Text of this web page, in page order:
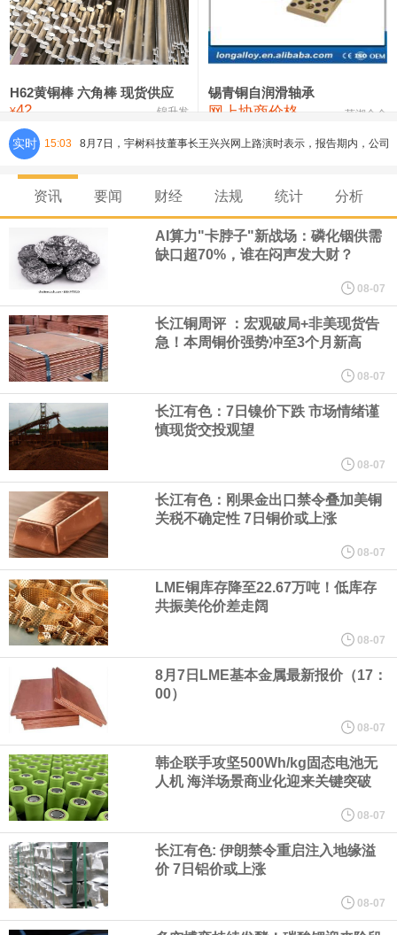
铸造铝合金锭(ZLD104) 24,300—24,500 24,400
压铸锌合金锭 26,500—26,700
氯化镍 38,300—40,300 39,300 0
H62黄铜棒 六角棒 现货供应
¥42 锦升发
锡青铜自润滑轴承
网上协商价格 芜湖合金
实时 15:03 8月7日，宇树科技董事长王兴兴网上路演时表示，报告期内，公司
研发费用金额分别为4,995.18万元、7,001.70万元、14,496.56万
元，最近3年复合增长率达70.36%，呈快速增长趋势，并形成多项
核心技术和知识产权。截至2026年1月31日，公司拥有262项专利权
（含境内发明专利20项）。
纽约期银日内涨4%，现报64.08美元/盎司。
宇树科技董事长、总经理兼首席技术官王兴兴在网上路演时表示，
经过多年研发创新和技术积累，公司逐步形成了包括一体化关节集
成技术、高紧凑度机器人身体集成技术、机器人激光雷达全自研核
心技术等多项已商业化应用的核心技术并已应用于公司的高性能通
用人形机器人、四足机器人等产品。
美国总统特朗普6日否认他对国防部长赫格塞思不满，称对赫格塞思
所做的工作“非常满意”。特朗普在社交媒体上发帖称，一些媒体有关
他与赫格塞思就弹药短缺问题发生冲突的报道是“完全没有根据的谣
言”，他对赫格塞思所做的工作“非常满意”。
纽约期银突破64美元/盎司，日内涨3.91%。
据报道，威刚近日在法说会上表示，在需求增加、价格走高及货源
稳定的三大有利因素带动下，预期第3季度营运将优于第2季度，并
资讯 要闻 财经 法规 统计 分析
AI算力"卡脖子"新战场：磷化铟供需
缺口超70%，谁在闷声发大财？
08-07
长江铜周评 ：宏观破局+非美现货告
急！本周铜价强势冲至3个月新高
08-07
长江有色：7日镍价下跌 市场情绪谨
慎现货交投观望
08-07
长江有色：刚果金出口禁令叠加美铜
关税不确定性 7日铜价或上涨
08-07
LME铜库存降至22.67万吨！低库存
共振美伦价差走阔
08-07
8月7日LME基本金属最新报价（17：
00）
08-07
韩企联手攻坚500Wh/kg固态电池无
人机 海洋场景商业化迎来关键突破
08-07
长江有色: 伊朗禁令重启注入地缘溢
价 7日铝价或上涨
08-07